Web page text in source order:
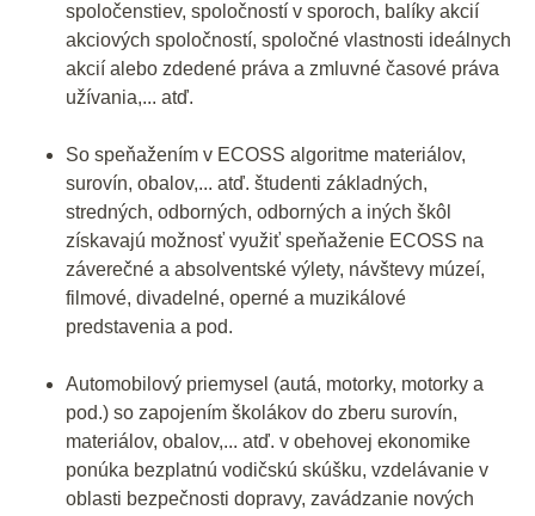
spoločenstiev, spoločností v sporoch, balíky akcií
akciových spoločností, spoločné vlastnosti ideálnych
akcií alebo zdedené práva a zmluvné časové práva
užívania,... atď.
So speňažením v ECOSS algoritme materiálov,
surovín, obalov,... atď. študenti základných,
stredných, odborných, odborných a iných škôl
získavajú možnosť využiť speňaženie ECOSS na
záverečné a absolventské výlety, návštevy múzeí,
filmové, divadelné, operné a muzikálové
predstavenia a pod.
Automobilový priemysel (autá, motorky, motorky a
pod.) so zapojením školákov do zberu surovín,
materiálov, obalov,... atď. v obehovej ekonomike
ponúka bezplatnú vodičskú skúšku, vzdelávanie v
oblasti bezpečnosti dopravy, zavádzanie nových